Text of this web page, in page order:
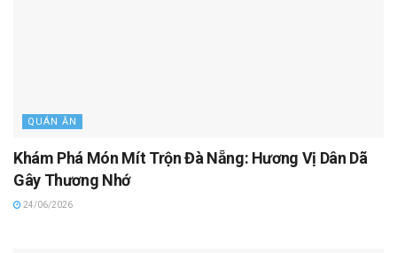
QUÁN ĂN
Khám Phá Món Mít Trộn Đà Nẵng: Hương Vị Dân Dã
Gây Thương Nhớ
24/06/2026